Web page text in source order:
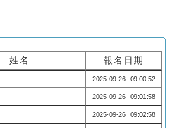
姓名 報名日期
2025-09-26 09:00:52
2025-09-26 09:01:58
2025-09-26 09:02:58